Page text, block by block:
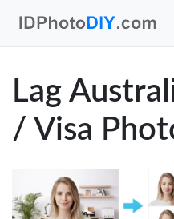
Lag
/ Visa